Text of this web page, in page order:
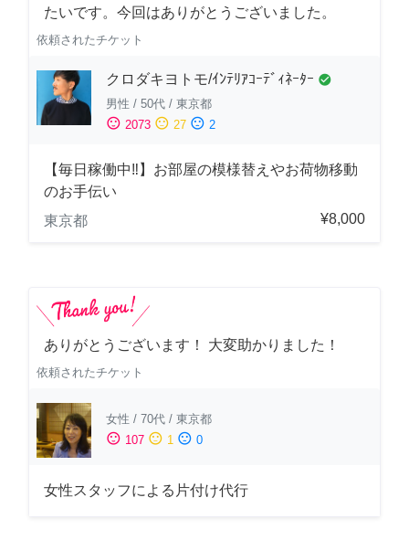
たいです。今回はありがとうございました。
依頼されたチケット
クロダキヨトモ/ｲﾝﾃﾘｱｺｰﾃﾞｨﾈｰﾀｰ check_circle
男性 / 50代 / 東京都
sentiment_satisfied 2073 sentiment_neutral 27 sentiment_dissatisfied 2
【毎日稼働中‼︎】お部屋の模様替えやお荷物移動
のお手伝い
東京都
¥8,000
ありがとうございます！ 大変助かりました！
依頼されたチケット
女性 / 70代 / 東京都
sentiment_satisfied 107 sentiment_neutral 1 sentiment_dissatisfied 0
女性スタッフによる片付け代行